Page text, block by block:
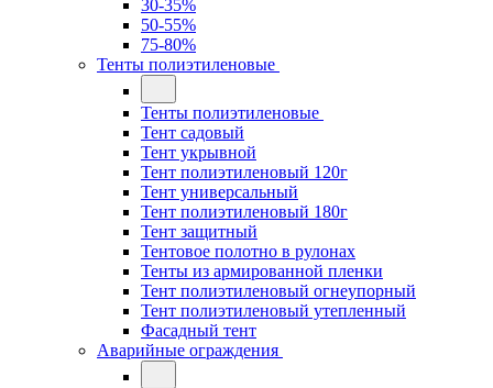
30-35%
50-55%
75-80%
Тенты полиэтиленовые
Тенты полиэтиленовые
Тент садовый
Тент укрывной
Тент полиэтиленовый 120г
Тент универсальный
Тент полиэтиленовый 180г
Тент защитный
Тентовое полотно в рулонах
Тенты из армированной пленки
Тент полиэтиленовый огнеупорный
Тент полиэтиленовый утепленный
Фасадный тент
Аварийные ограждения